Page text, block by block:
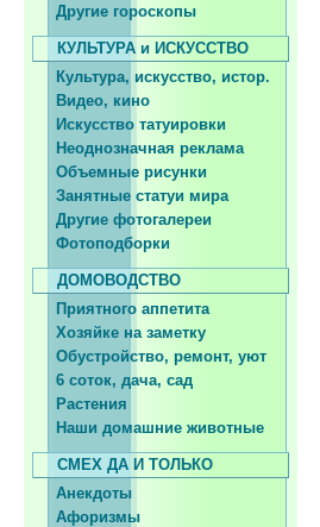
Другие гороскопы
КУЛЬТУРА и ИСКУССТВО
Культура, искусство, истор.
Видео, кино
Искусство татуировки
Неоднозначная реклама
Объемные рисунки
Занятные статуи мира
Другие фотогалереи
Фотоподборки
ДОМОВОДСТВО
Приятного аппетита
Хозяйке на заметку
Обустройство, ремонт, уют
6 соток, дача, сад
Растения
Наши домашние животные
СМЕХ ДА И ТОЛЬКО
Анекдоты
Афоризмы